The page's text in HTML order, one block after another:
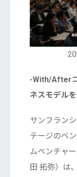
-With/After
ネスモデル
サンフラン
テージのベ
ムベンチャ
田 拓弥）は